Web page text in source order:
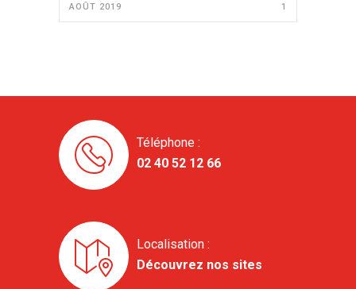
AOÛT 2019 1
Téléphone :
02 40 52 12 66
Localisation :
Découvrez nos sites